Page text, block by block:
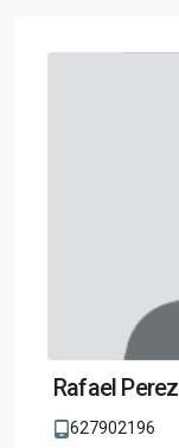
Rafael Perez
627902196